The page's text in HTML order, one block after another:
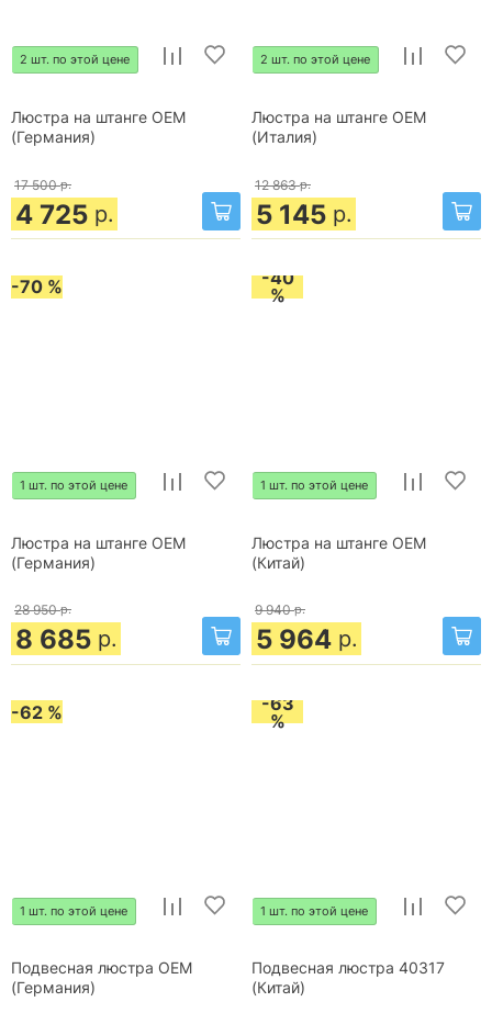
2 шт. по этой цене
Люстра на штанге OEM
(Германия)
17 500 р.
4 725 р.
2 шт. по этой цене
Люстра на штанге OEM
(Италия)
12 863 р.
5 145 р.
-70 %
1 шт. по этой цене
Люстра на штанге OEM
(Германия)
28 950 р.
8 685 р.
-40
%
1 шт. по этой цене
Люстра на штанге OEM
(Китай)
9 940 р.
5 964 р.
-62 %
1 шт. по этой цене
Подвесная люстра OEM
(Германия)
-63
%
1 шт. по этой цене
Подвесная люстра 40317
(Китай)